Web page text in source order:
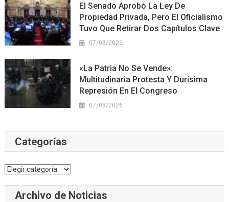
El Senado Aprobó La Ley De
Propiedad Privada, Pero El Oficialismo
Tuvo Que Retirar Dos Capítulos Clave
07/08/2026
«La Patria No Se Vende»:
Multitudinaria Protesta Y Durísima
Represión En El Congreso
07/08/2026
Categorías
Categorías
Archivo de Noticias